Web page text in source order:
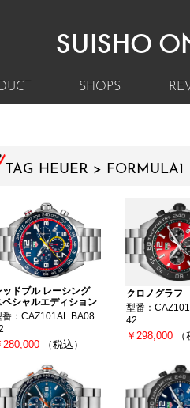
SUISHO
SHOPS
TAG HEUER > FORMULA1
ッドブル レーシング
ペシャルエディション
番：CAZ101AL.BA08
280,000 （税込）
クロノグラフ
型番：
42
￥298,000 （